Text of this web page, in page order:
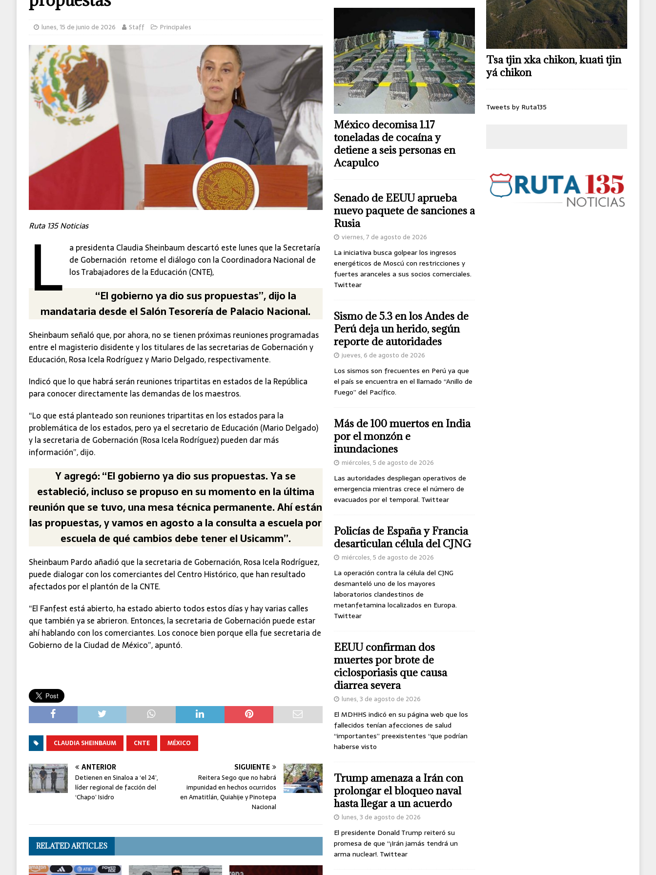
Ecatepec
lunes, 15 de junio de 2026 Staff Principales
Ruta 135 Noticias
L a presidenta Claudia Sheinbaum descartó este lunes que la Secretaría
de Gobernación retome el diálogo con la Coordinadora Nacional de
los Trabajadores de la Educación (CNTE),
“El gobierno ya dio sus propuestas”, dijo la
mandataria desde el Salón Tesorería de Palacio Nacional.
Sheinbaum señaló que, por ahora, no se tienen próximas reuniones programadas
entre el magisterio disidente y los titulares de las secretarias de Gobernación y
Educación, Rosa Icela Rodríguez y Mario Delgado, respectivamente.
Indicó que lo que habrá serán reuniones tripartitas en estados de la República
para conocer directamente las demandas de los maestros.
“Lo que está planteado son reuniones tripartitas en los estados para la
problemática de los estados, pero ya el secretario de Educación (Mario Delgado)
y la secretaria de Gobernación (Rosa Icela Rodríguez) pueden dar más
información”, dijo.
Y agregó: “El gobierno ya dio sus propuestas. Ya se
estableció, incluso se propuso en su momento en la última
reunión que se tuvo, una mesa técnica permanente. Ahí están
las propuestas, y vamos en agosto a la consulta a escuela por
escuela de qué cambios debe tener el Usicamm”.
Sheinbaum Pardo añadió que la secretaria de Gobernación, Rosa Icela Rodríguez,
puede dialogar con los comerciantes del Centro Histórico, que han resultado
afectados por el plantón de la CNTE.
“El Fanfest está abierto, ha estado abierto todos estos días y hay varias calles
que también ya se abrieron. Entonces, la secretaria de Gobernación puede estar
ahí hablando con los comerciantes. Los conoce bien porque ella fue secretaria de
Gobierno de la Ciudad de México”, apuntó.
CLAUDIA SHEINBAUM CNTE MÉXICO
ANTERIOR
Detienen en Sinaloa a ‘el 24’,
líder regional de facción del
‘Chapo’ Isidro
SIGUIENTE
Reitera Sego que no habrá
impunidad en hechos ocurridos
en Amatitlán, Quiahije y Pinotepa
Nacional
RELATED ARTICLES
México decomisa 1.17
toneladas de cocaína y
detiene a seis personas en
Acapulco
Senado de EEUU aprueba
nuevo paquete de sanciones a
Rusia
viernes, 7 de agosto de 2026
La iniciativa busca golpear los ingresos
energéticos de Moscú con restricciones y
fuertes aranceles a sus socios comerciales.
Twittear
Sismo de 5.3 en los Andes de
Perú deja un herido, según
reporte de autoridades
jueves, 6 de agosto de 2026
Los sismos son frecuentes en Perú ya que
el país se encuentra en el llamado “Anillo de
Fuego” del Pacífico.
Más de 100 muertos en India
por el monzón e
inundaciones
miércoles, 5 de agosto de 2026
Las autoridades despliegan operativos de
emergencia mientras crece el número de
evacuados por el temporal. Twittear
Policías de España y Francia
desarticulan célula del CJNG
miércoles, 5 de agosto de 2026
La operación contra la célula del CJNG
desmanteló uno de los mayores
laboratorios clandestinos de
metanfetamina localizados en Europa.
Twittear
EEUU confirman dos
muertes por brote de
ciclosporiasis que causa
diarrea severa
lunes, 3 de agosto de 2026
El MDHHS indicó en su página web que los
fallecidos tenían afecciones de salud
“importantes” preexistentes “que podrían
haberse visto
Trump amenaza a Irán con
prolongar el bloqueo naval
hasta llegar a un acuerdo
lunes, 3 de agosto de 2026
El presidente Donald Trump reiteró su
promesa de que “¡Irán jamás tendrá un
arma nuclear!. Twittear
Tsa tjin xka chikon, kuati tjin
yá chikon
Tweets by Ruta135